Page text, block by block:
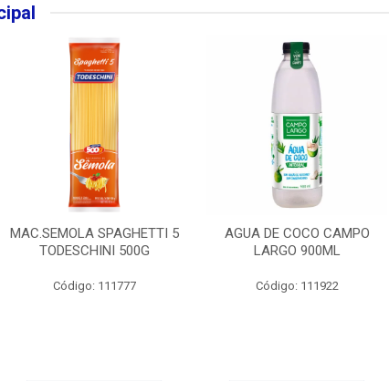
MAC.SEMOLA SPAGHETTI 5
TODESCHINI 500G
Código: 111777
AGUA DE COCO CAMPO
LARGO 900ML
Código: 111922